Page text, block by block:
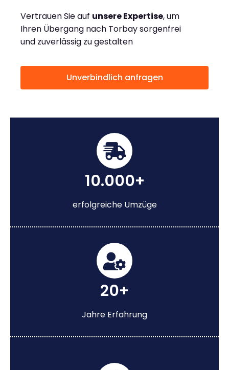
Vertrauen Sie auf unsere Expertise, um
Ihren Übergang nach Torbay sorgenfrei
und zuverlässig zu gestalten
Unverbindlich anfragen
10.000+
erfolgreiche Umzüge
20+
Jahre Erfahrung